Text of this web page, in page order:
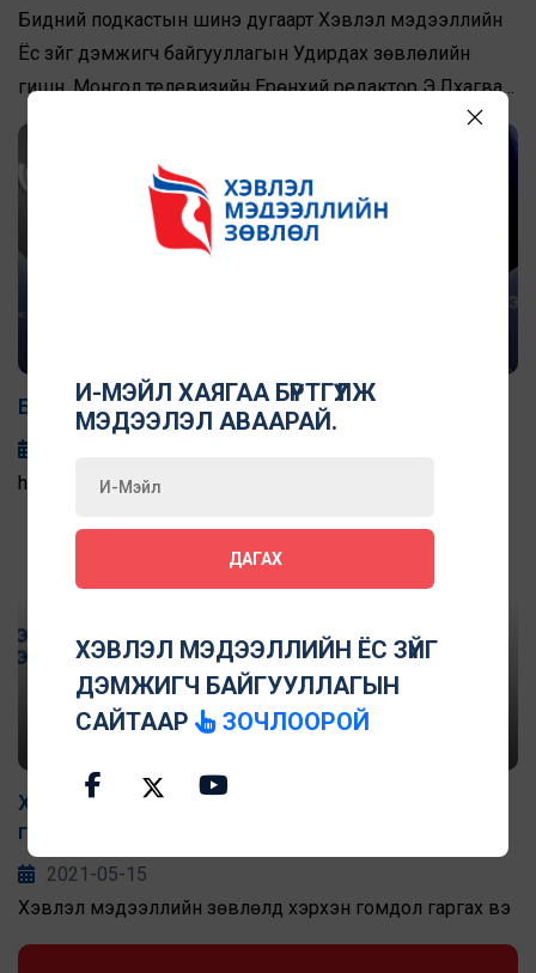
Бидний подкастын шинэ дугаарт Хэвлэл мэдээллийн
Ёс зүйг дэмжигч байгууллагын Удирдах зөвлөлийн
гишүүн, Монгол телевизийн Ерөнхий редактор Э.Лхагва
оролцлоо.
Бидний подкаст: Сэтгүүл зүйг ажиглая!
https://www.youtube.com/watch?v=Zv2BmQZ97NE&t=2s
Хэвлэл мэдээллийн зөвлөлд хэрхэн гомдол
гаргах вэ
2021-05-15
Хэвлэл мэдээллийн зөвлөлд хэрхэн гомдол гаргах вэ
И-МЭЙЛ ХАЯГАА БҮРТГҮҮЛЖ
МЭДЭЭЛЭЛ АВААРАЙ.
ДАГАХ
ХЭВЛЭЛ МЭДЭЭЛЛИЙН ЁС ЗҮЙГ
ДЭМЖИГЧ БАЙГУУЛЛАГЫН
САЙТААР
ЗОЧЛООРОЙ